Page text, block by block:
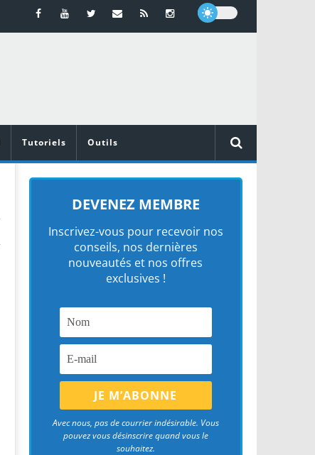
Tutoriels Outils
DEVENEZ MEMBRE
Inscrivez-vous pour recevoir nos
conseils, nos dernières
nouveautés et nos offres
exclusives !
Avec nous, pas de courrier indésirable. Vous
pouvez vous désinscrire quand vous le
souhaitez.